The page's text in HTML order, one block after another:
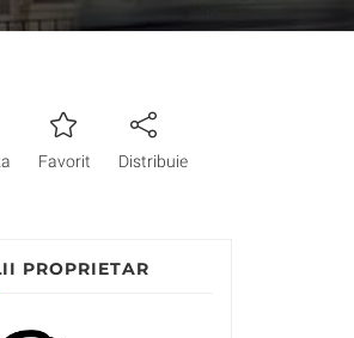
Favorit Distribuie
PROPRIETAR